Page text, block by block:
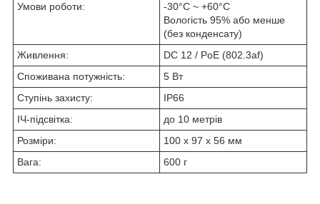
Умови роботи:
-30°C ~ +60°C
Вологість 95% або менше
(без конденсату)
Живлення:
DC 12 / PoE (802.3af)
Споживана потужність:
5 Вт
Ступінь захисту:
IP66
ІЧ-підсвітка:
до 10 метрів
Розміри:
100 х 97 x 56 мм
Вага:
600 г